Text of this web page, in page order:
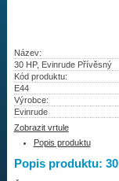
Vrtule
Redukční
Kontakty
Aktuality
Název:
30 HP, Evinrude Přívěsný
Kód produktu:
E44
Výrobce:
Evinrude
Zobrazit vrtule
Popis produktu
Popis produktu: